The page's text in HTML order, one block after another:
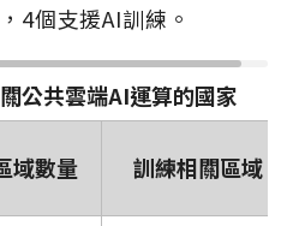
4個支援AI訓練。
域數量 訓練相關區域
公共雲端AI運算的國家